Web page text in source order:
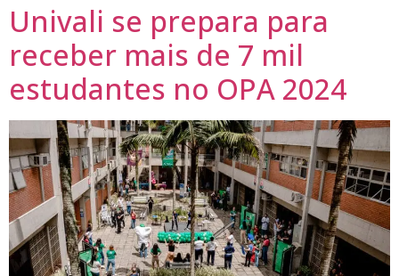
Univali se prepara para
receber mais de 7 mil
estudantes no OPA 2024